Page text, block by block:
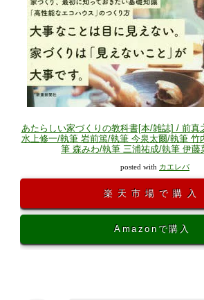
あたらしい家づくりの教科書[本/雑誌] / 前真
水上修一/執筆 岩前篤/執筆 今泉太爾/執筆 竹
筆 森みわ/執筆 三浦祐成/執筆 伊藤
posted with カエレバ
楽天市場で購入
Amazonで購入